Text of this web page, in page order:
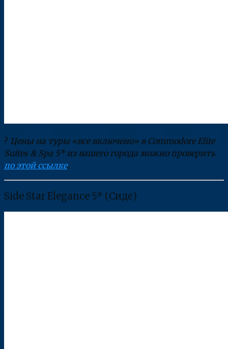
? Цены на туры «все включено» в Commodore Elite
Suites & Spa 5* из вашего города можно проверить
по этой ссылке.
Side Star Elegance 5* (Сиде)